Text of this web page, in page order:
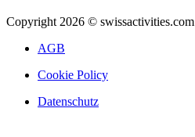
Copyright 2026 © swissactivities.com
AGB
Cookie Policy
Datenschutz